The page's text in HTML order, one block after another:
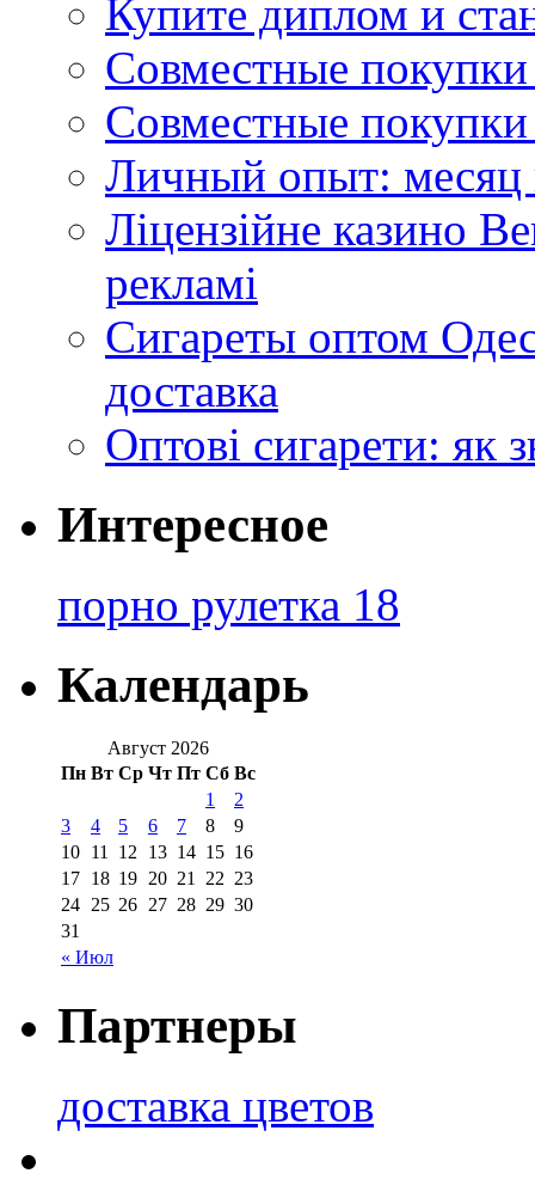
Купите диплом и
Совместные
Совместные покупки
Личный опыт: месяц
Ліцензійне казино
рекламі
Сигареты оптом
доставка
Оптові сигарети: як
Интересное
порно рулетка 18
Календарь
Август 2026
Пн Вт Ср Чт Пт Сб Вс
« Июл
1
2
3
4 5 6 7 8
9
10 11 12 13 14 15 16
17 18 19 20 21 22 23
24 25 26 27 28 29 30
31
Партнеры
доставка цветов